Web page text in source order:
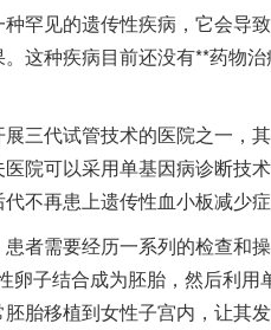
罕见的遗传性疾病，它会导
这种疾病目前还没有**药物
三代试管技术的医院之一，
院可以采用单基因病诊断技
不再患上遗传性血小板减少症
者需要经历一系列的检查和
卵子结合成为胚胎，然后利用
胎移植到女性子宫内，让其发